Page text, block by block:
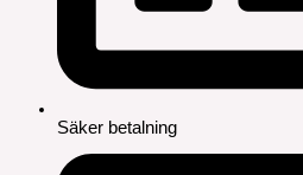
Säker betalning